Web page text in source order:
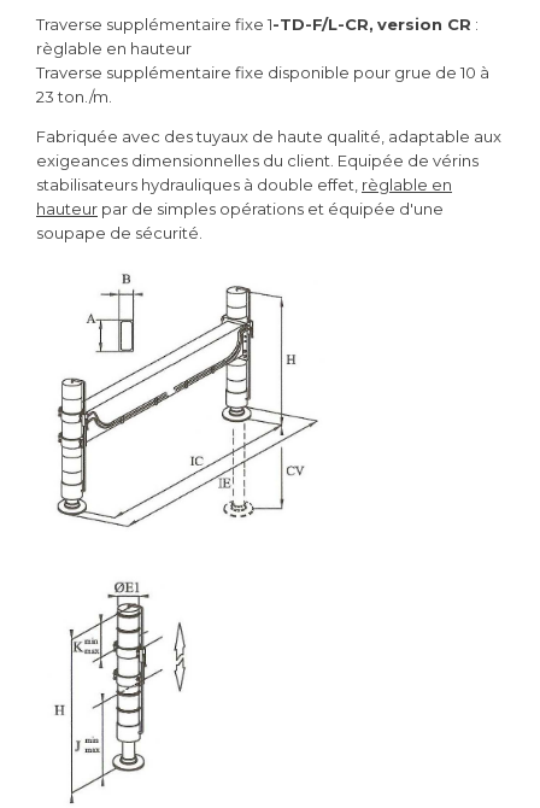
Traverse supplémentaire fixe 1-TD-F/L-CR, version CR :
règlable en hauteur
Traverse supplémentaire fixe disponible pour grue de 10 à
23 ton./m.
Fabriquée avec des tuyaux de haute qualité, adaptable aux
exigeances dimensionnelles du client. Equipée de vérins
stabilisateurs hydrauliques à double effet, règlable en
hauteur par de simples opérations et équipée d'une
soupape de sécurité.